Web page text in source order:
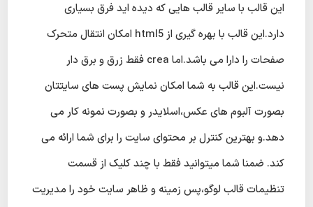
این قالب با سایر قالب هایی که دیده اید فرق بسیاری
دارد.این قالب با بهره گیری از html5 امکان انتقال متحرک
صفحات را دارا می باشد.اما crea فقط زرق و برق دار
نیست.این قالب به شما امکان نمایش پست های سایتتان
بصورت آلبوم های عکس،اسلایدر و بصورت نمونه کار می
دهد.و بهترین کنترل بر محتوای سایت را برای شما ارائه می
کند. ضمنا شما میتوانید فقط با چند کلیک از قسمت
تنظیمات قالب لوگو،پس زمینه و ظاهر سایت خود را مدیریت